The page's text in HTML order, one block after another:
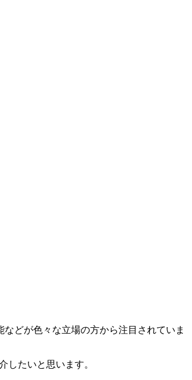
どが色々な立場の方から注目されていま
したいと思います。